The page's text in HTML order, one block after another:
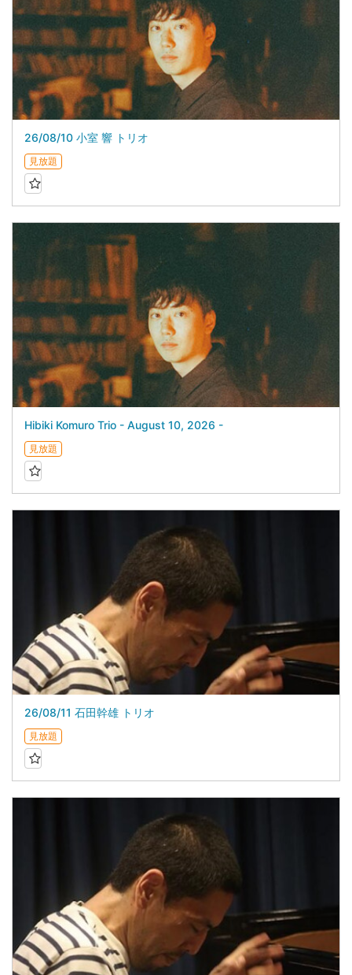
26/08/10 小室 響 トリオ
見放題
Hibiki Komuro Trio - August 10, 2026 -
見放題
26/08/11 石田幹雄 トリオ
見放題